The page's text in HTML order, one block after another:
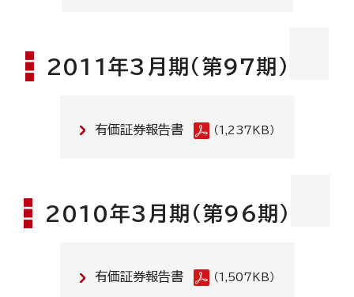
2011年3月期(第97期)
有価証券報告書 （1,237KB）
2010年3月期(第96期)
有価証券報告書 （1,507KB）